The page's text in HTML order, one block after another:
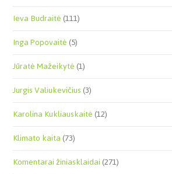
Ieva Budraitė(111)
Inga Popovaitė(5)
Jūratė Mažeikytė(1)
Jurgis Valiukevičius(3)
Karolina Kukliauskaitė(12)
Klimato kaita(73)
Komentarai žiniasklaidai(271)